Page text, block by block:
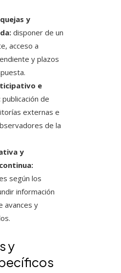
y
disponer de un
acceso a
y plazos
e
publicación de
externas e
de la
y
según los
información
avances y
y